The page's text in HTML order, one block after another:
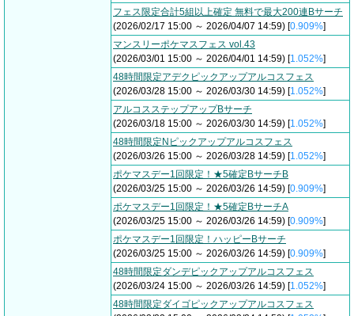
フェス限定合計5組以上確定 無料で最大200連Bサーチ
(2026/02/17 15:00 ～ 2026/04/07 14:59) [0.909%]
マンスリーポケマスフェス vol.43
(2026/03/01 15:00 ～ 2026/04/01 14:59) [1.052%]
48時間限定アデクピックアップアルコスフェス
(2026/03/28 15:00 ～ 2026/03/30 14:59) [1.052%]
アルコスステップアップBサーチ
(2026/03/18 15:00 ～ 2026/03/30 14:59) [1.052%]
48時間限定Nピックアップアルコスフェス
(2026/03/26 15:00 ～ 2026/03/28 14:59) [1.052%]
ポケマスデー1回限定！★5確定BサーチB
(2026/03/25 15:00 ～ 2026/03/26 14:59) [0.909%]
ポケマスデー1回限定！★5確定BサーチA
(2026/03/25 15:00 ～ 2026/03/26 14:59) [0.909%]
ポケマスデー1回限定！ハッピーBサーチ
(2026/03/25 15:00 ～ 2026/03/26 14:59) [0.909%]
48時間限定ダンデピックアップアルコスフェス
(2026/03/24 15:00 ～ 2026/03/26 14:59) [1.052%]
48時間限定ダイゴピックアップアルコスフェス